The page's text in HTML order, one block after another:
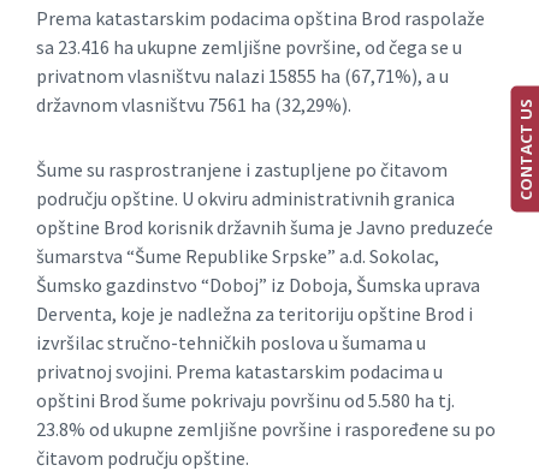
Prema katastarskim podacima opština Brod raspolaže
sa 23.416 ha ukupne zemljišne površine, od čega se u
privatnom vlasništvu nalazi 15855 ha (67,71%), a u
državnom vlasništvu 7561 ha (32,29%).
Šume su rasprostranjene i zastupljene po čitavom
području opštine. U okviru administrativnih granica
opštine Brod korisnik državnih šuma je Javno preduzeće
šumarstva “Šume Republike Srpske” a.d. Sokolac,
Šumsko gazdinstvo “Doboj” iz Doboja, Šumska uprava
Derventa, koje je nadležna za teritoriju opštine Brod i
izvršilac stručno-tehničkih poslova u šumama u
privatnoj svojini. Prema katastarskim podacima u
opštini Brod šume pokrivaju površinu od 5.580 ha tj.
23.8% od ukupne zemljišne površine i raspoređene su po
čitavom području opštine.
CONTACT US